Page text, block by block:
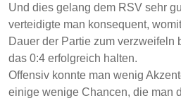
Und dies gelang dem RSV sehr
verteidigte man konsequent,
Dauer der Partie zum verzweifeln
das 0:4 erfolgreich halten.
Offensiv konnte man wenig
einige wenige Chancen, die man